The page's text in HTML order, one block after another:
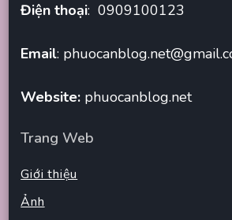
Điện thoại: 0909100123
Email:
Website: phuocanblog.net
Trang Web
Giới thiệu
Ảnh